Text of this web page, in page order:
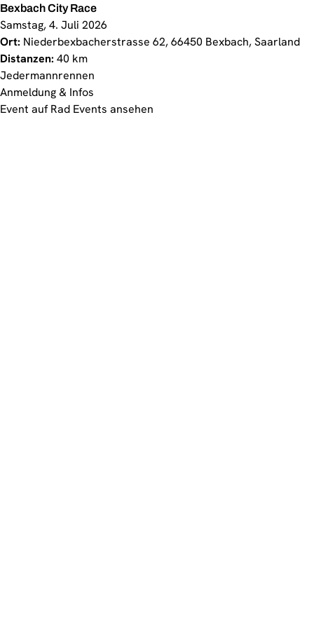
Bexbach City Race
Samstag, 4. Juli 2026
Ort: Niederbexbacherstrasse 62, 66450 Bexbach, Saarland
Distanzen: 40 km
Jedermannrennen
Anmeldung & Infos
Event auf Rad Events ansehen